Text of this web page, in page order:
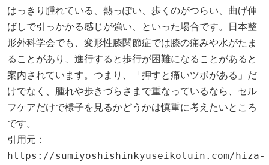
はっきり腫れている、熱っぽい、歩くのがつらい、曲げ伸
ばしで引っかかる感じが強い、といった場合です。日本整
形外科学会でも、変形性膝関節症では膝の痛みや水がたま
ることがあり、進行すると歩行が困難になることがあると
案内されています。つまり、「押すと痛いツボがある」だ
けでなく、腫れや歩きづらさまで重なっているなら、セル
フケアだけで様子を見るかどうかは慎重に考えたいところ
です。
引用元：
https://sumiyoshishinkyuseikotuin.com/hiza-